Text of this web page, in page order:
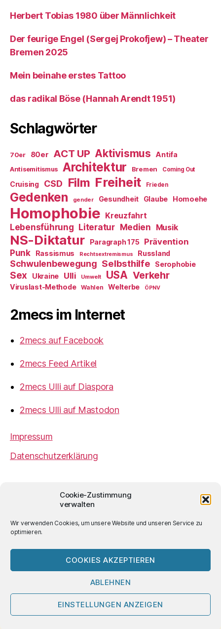
Cookie-Zustimmung
verwalten
Wir verwenden Cookies, um unsere Website und unseren Service zu
optimieren.
COOKIES AKZEPTIEREN
ABLEHNEN
EINSTELLUNGEN ANZEIGEN
Herbert Tobias 1980 über Männlichkeit
Der feurige Engel (Sergej Prokofjew) – Theater
Bremen 2025
Mein beinahe erstes Tattoo
das radikal Böse (Hannah Arendt 1951)
Schlagwörter
70er 80er ACT UP Aktivismus Antifa
Antisemitismus Architektur Bremen Coming Out
Cruising CSD Film Freiheit Frieden
Gedenken gender Gesundheit Glaube Homoehe
Homophobie Kreuzfahrt
Lebensführung Literatur Medien Musik
NS-Diktatur Paragraph 175
Prävention
Punk
Rassismus Rechtsextremismus Russland
Schwulenbewegung Selbsthilfe Serophobie
Sex Ukraine Ulli Umwelt USA Verkehr
Viruslast-Methode Wahlen Welterbe ÖPNV
2mecs im Internet
2mecs auf Facebook
2mecs Feed Artikel
2mecs Ulli auf Diaspora
2mecs Ulli auf Mastodon
Impressum
Datenschutzerklärung
Ulrich Würdemannist sofern nicht
anders angegeben lizenziert unter einer
Creative
Lizenz.